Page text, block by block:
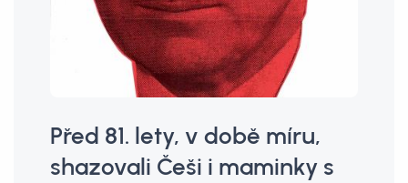
Před 81. lety, v době míru,
shazovali Češi i maminky s